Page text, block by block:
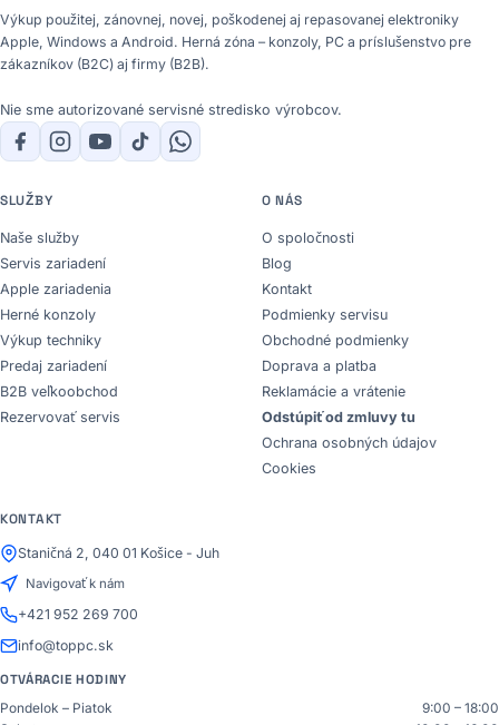
Výkup použitej, zánovnej, novej, poškodenej aj repasovanej elektroniky
Apple, Windows a Android. Herná zóna – konzoly, PC a príslušenstvo pre
zákazníkov (B2C) aj firmy (B2B).
Nie sme autorizované servisné stredisko výrobcov.
SLUŽBY
Naše služby
Servis zariadení
Apple zariadenia
Herné konzoly
Výkup techniky
Predaj zariadení
B2B veľkoobchod
Rezervovať servis
O NÁS
O spoločnosti
Blog
Kontakt
Podmienky servisu
Obchodné podmienky
Doprava a platba
Reklamácie a vrátenie
Odstúpiť od zmluvy tu
Ochrana osobných údajov
Cookies
KONTAKT
Staničná 2, 040 01 Košice - Juh
Navigovať k nám
+421 952 269 700
info@toppc.sk
OTVÁRACIE HODINY
Pondelok – Piatok
9:00 – 18:00